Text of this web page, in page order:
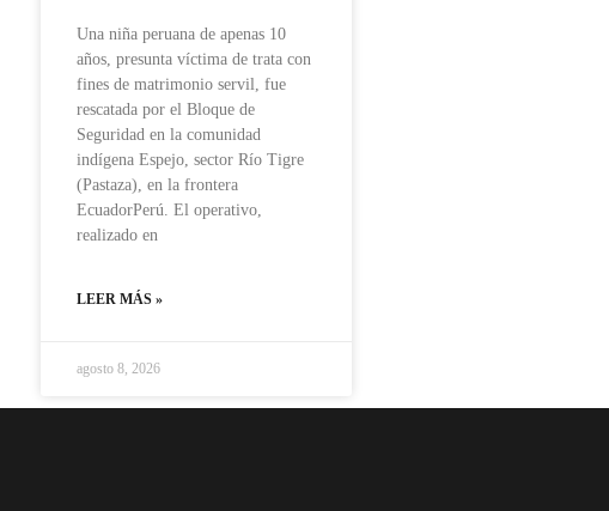
Una niña peruana de apenas 10
años, presunta víctima de trata con
fines de matrimonio servil, fue
rescatada por el Bloque de
Seguridad en la comunidad
indígena Espejo, sector Río Tigre
(Pastaza), en la frontera
EcuadorPerú. El operativo,
realizado en
LEER MÁS »
agosto 8, 2026